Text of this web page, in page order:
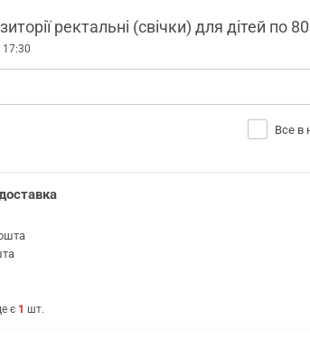
ректальні (свічки) для дітей
17:30
Все в
є 1 шт.